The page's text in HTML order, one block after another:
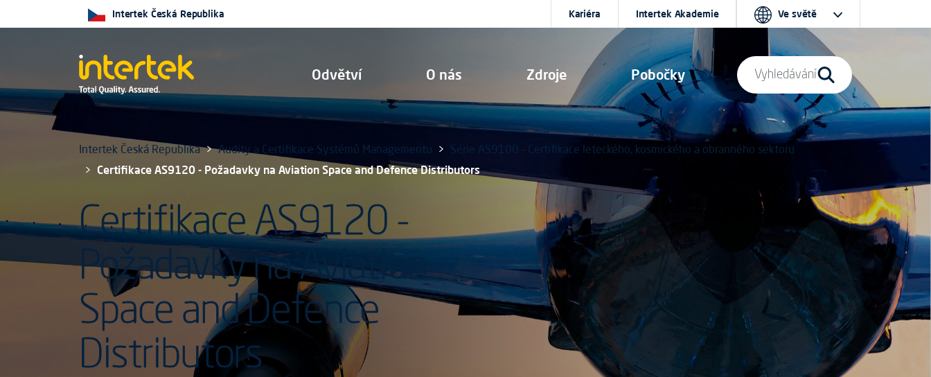
Odvětví O nás Zdroje Pobočky
Intertek Česká Republika Kariéra Intertek Akademie Ve světě
Vyhledávání
Intertek Česká Republika Audity a Certifikace Systémů Managementu
Série AS9100 – Certifikace leteckého, kosmického a obranného sektoru
Certifikace AS9120 - Požadavky na Aviation Space and Defence Distributors
Certifikace AS9120 -
Požadavky na Aviation
Space and Defence
Distributors